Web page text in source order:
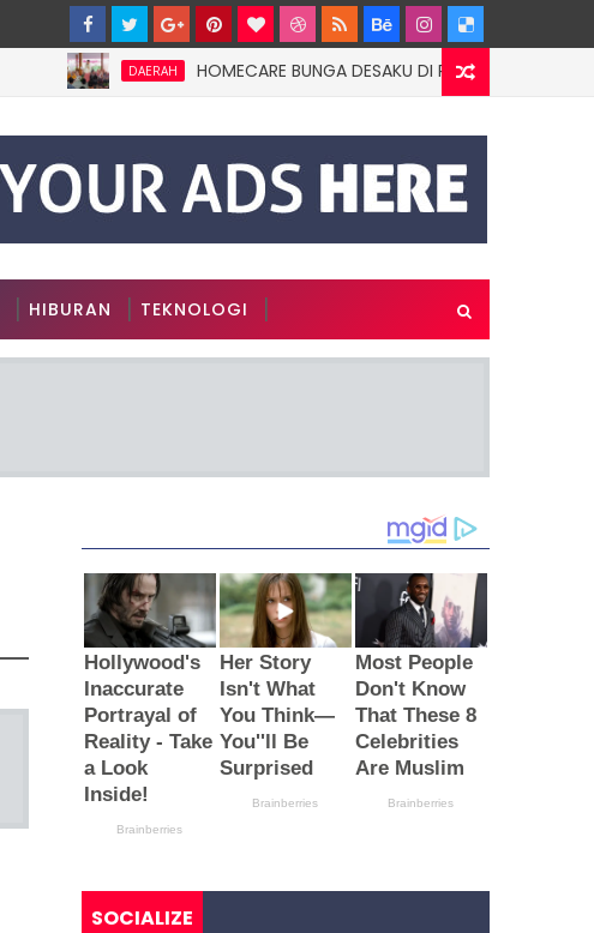
DAERAH HOMECARE BUNGA DESAKU DI ROWOTAMTU:
HIBURAN TEKNOLOGI
SOCIALIZE